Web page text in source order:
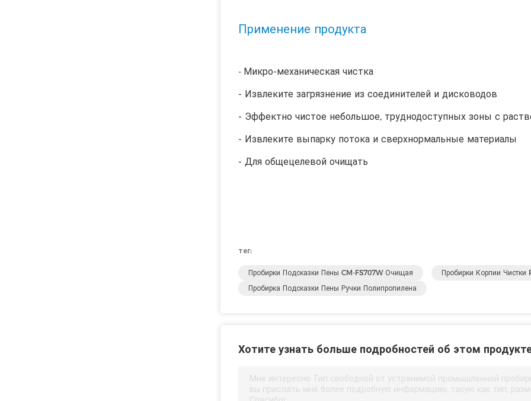
Применение продукта
- Микро-механическая чистка
- Извлеките загрязнение из соединителей и дисководов
- Эффектно чистое небольшое, труднодоступных зоны с
- Извлеките выпарку потока и сверхнормальные материалы
- Для общецелевой очищать
тег:
Пробирки Подсказки Пены CM-FS707W Очищая
Пробирки Корпии
Пробирка Подсказки Пены Ручки Полипропилена
Хотите узнать больше подробностей об этом
Мне интересно Тип свободной от устранимой промышленной
вы прислать мне более подробную информацию, такую ​​как тип,